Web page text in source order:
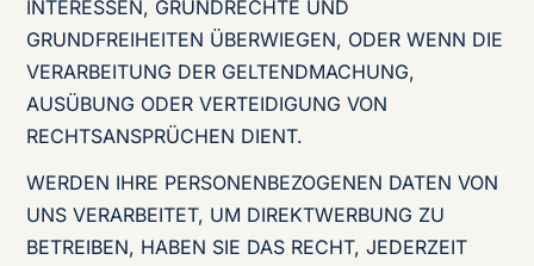
INTERESSEN, GRUNDRECHTE UND
GRUNDFREIHEITEN ÜBERWIEGEN, ODER WENN DIE
VERARBEITUNG DER GELTENDMACHUNG,
AUSÜBUNG ODER VERTEIDIGUNG VON
RECHTSANSPRÜCHEN DIENT.
WERDEN IHRE PERSONENBEZOGENEN DATEN VON
UNS VERARBEITET, UM DIREKTWERBUNG ZU
BETREIBEN, HABEN SIE DAS RECHT, JEDERZEIT